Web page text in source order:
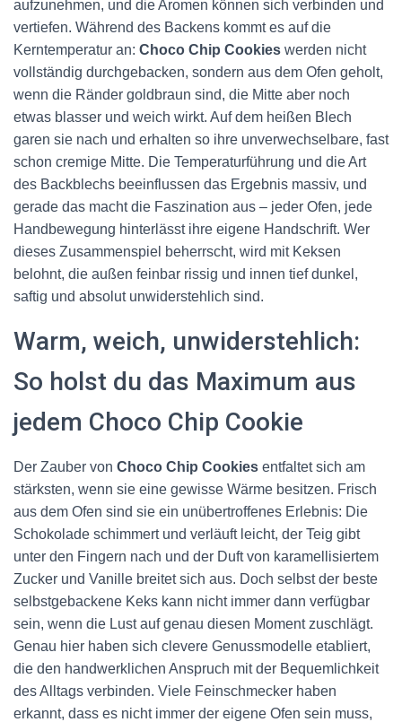
aufzunehmen, und die Aromen können sich verbinden und
vertiefen. Während des Backens kommt es auf die
Kerntemperatur an: Choco Chip Cookies werden nicht
vollständig durchgebacken, sondern aus dem Ofen geholt,
wenn die Ränder goldbraun sind, die Mitte aber noch
etwas blasser und weich wirkt. Auf dem heißen Blech
garen sie nach und erhalten so ihre unverwechselbare, fast
schon cremige Mitte. Die Temperaturführung und die Art
des Backblechs beeinflussen das Ergebnis massiv, und
gerade das macht die Faszination aus – jeder Ofen, jede
Handbewegung hinterlässt ihre eigene Handschrift. Wer
dieses Zusammenspiel beherrscht, wird mit Keksen
belohnt, die außen feinbar rissig und innen tief dunkel,
saftig und absolut unwiderstehlich sind.
Warm, weich, unwiderstehlich:
So holst du das Maximum aus
jedem Choco Chip Cookie
Der Zauber von Choco Chip Cookies entfaltet sich am
stärksten, wenn sie eine gewisse Wärme besitzen. Frisch
aus dem Ofen sind sie ein unübertroffenes Erlebnis: Die
Schokolade schimmert und verläuft leicht, der Teig gibt
unter den Fingern nach und der Duft von karamellisiertem
Zucker und Vanille breitet sich aus. Doch selbst der beste
selbstgebackene Keks kann nicht immer dann verfügbar
sein, wenn die Lust auf genau diesen Moment zuschlägt.
Genau hier haben sich clevere Genussmodelle etabliert,
die den handwerklichen Anspruch mit der Bequemlichkeit
des Alltags verbinden. Viele Feinschmecker haben
erkannt, dass es nicht immer der eigene Ofen sein muss,